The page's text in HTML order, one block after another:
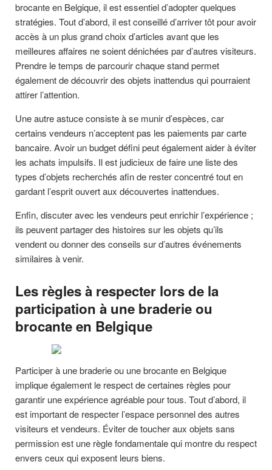
brocante en Belgique, il est essentiel d’adopter quelques
stratégies. Tout d’abord, il est conseillé d’arriver tôt pour avoir
accès à un plus grand choix d’articles avant que les
meilleures affaires ne soient dénichées par d’autres visiteurs.
Prendre le temps de parcourir chaque stand permet
également de découvrir des objets inattendus qui pourraient
attirer l’attention.
Une autre astuce consiste à se munir d’espèces, car
certains vendeurs n’acceptent pas les paiements par carte
bancaire. Avoir un budget défini peut également aider à éviter
les achats impulsifs. Il est judicieux de faire une liste des
types d’objets recherchés afin de rester concentré tout en
gardant l’esprit ouvert aux découvertes inattendues.
Enfin, discuter avec les vendeurs peut enrichir l’expérience ;
ils peuvent partager des histoires sur les objets qu’ils
vendent ou donner des conseils sur d’autres événements
similaires à venir.
Les règles à respecter lors de la
participation à une braderie ou
brocante en Belgique
Participer à une braderie ou une brocante en Belgique
implique également le respect de certaines règles pour
garantir une expérience agréable pour tous. Tout d’abord, il
est important de respecter l’espace personnel des autres
visiteurs et vendeurs. Éviter de toucher aux objets sans
permission est une règle fondamentale qui montre du respect
envers ceux qui exposent leurs biens.